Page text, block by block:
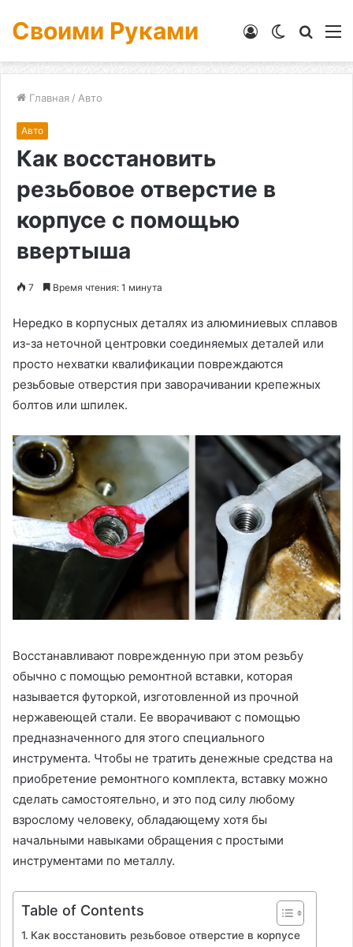
Своими Руками
Switch
Войти
Главная / Авто
Авто
Как восстановить
резьбовое отверстие в
корпусе с помощью
ввертыша
7 Время чтения: 1 минута
Нередко в корпусных деталях из алюминиевых сплавов
из-за неточной центровки соединяемых деталей или
просто нехватки квалификации повреждаются
резьбовые отверстия при заворачивании крепежных
болтов или шпилек.
Восстанавливают поврежденную при этом резьбу
обычно с помощью ремонтной вставки, которая
называется футоркой, изготовленной из прочной
нержавеющей стали. Ее вворачивают с помощью
предназначенного для этого специального
инструмента. Чтобы не тратить денежные средства на
приобретение ремонтного комплекта, вставку можно
сделать самостоятельно, и это под силу любому
взрослому человеку, обладающему хотя бы
начальными навыками обращения с простыми
инструментами по металлу.
Table of Contents
Как восстановить резьбовое отверстие в корпусе